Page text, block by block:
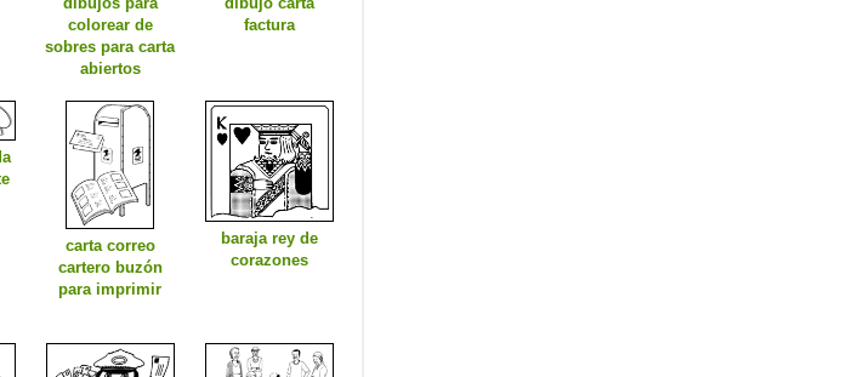
colorear de
sobres para carta
abiertos
factura
carta correo
cartero buzón
para imprimir
baraja rey de
corazones